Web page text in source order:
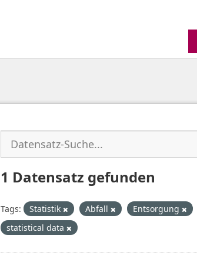
1 Datensatz gefunden
Tags: Statistik Abfall Entsorgung
statistical data